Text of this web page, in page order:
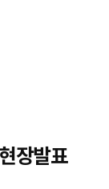
장발표